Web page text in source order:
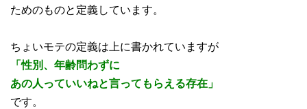
ためのものと定義しています。
ちょいモテの定義は上に書かれていますが
「性別、年齢問わずに
あの人っていいねと言ってもらえる存在」
です。